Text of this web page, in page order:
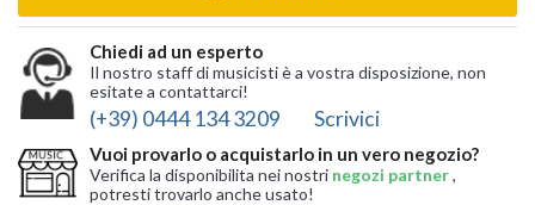
Chiedi ad un esperto
Il nostro staff di musicisti è a vostra disposizione, non
esitate a contattarci!
(+39) 0444 134 3209 Scrivici
Vuoi provarlo o acquistarlo in un vero negozio?
Verifica la disponibilita nei nostri negozi partner,
potresti trovarlo anche usato!